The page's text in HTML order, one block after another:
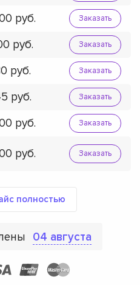
Заказать
Заказать
Заказать
Заказать
Заказать
Заказать
полностью
04 августа